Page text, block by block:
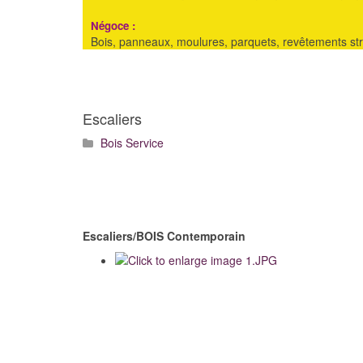
Négoce :
Bois, panneaux, moulures, parquets, revêtements
Escaliers
Bois Service
Escaliers/BOIS Contemporain